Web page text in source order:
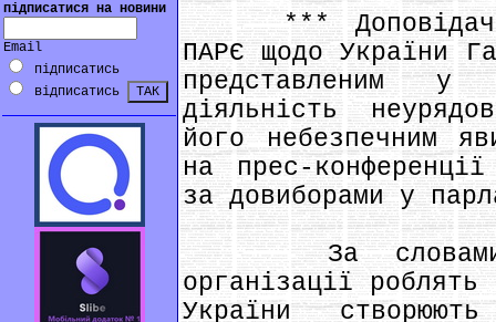
підписатися на новини
Email
підписатись
відписатись
*** Доповідач
ПАРЄ щодо України
представленим у
діяльність
його небезпечним
на прес-
за довиборами у
За словами
організації
України